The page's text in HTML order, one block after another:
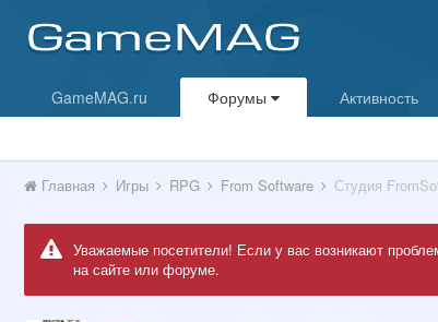
GameMAG.ru Форумы Активность
Главная Игры RPG From Software Студия
Уважаемые посетители! Если у вас возникают
на сайте или форуме.